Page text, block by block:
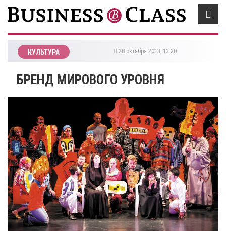
КУЛЬТУРА 28 октября 2013, 13:20
БРЕНД МИРОВОГО УРОВНЯ